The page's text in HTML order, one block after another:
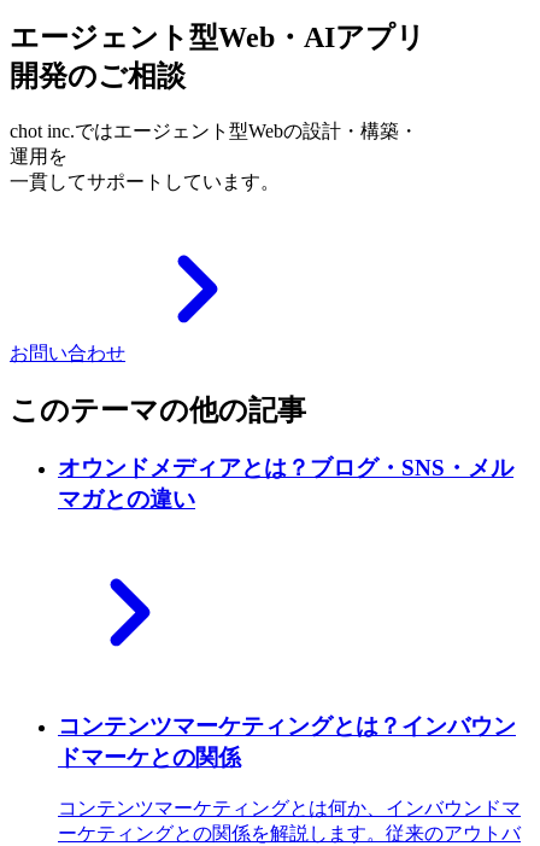
エージェント型Web・AIアプリ
開発のご相談
chot inc.ではエージェント型Webの設計・構築・
運用を
一貫してサポートしています。
お問い合わせ
このテーマの他の記事
オウンドメディアとは？ブログ・SNS・メル
マガとの違い
コンテンツマーケティングとは？インバウン
ドマーケとの関係
コンテンツマーケティングとは何か、インバウンドマ
ーケティングとの関係を解説します。従来のアウトバ